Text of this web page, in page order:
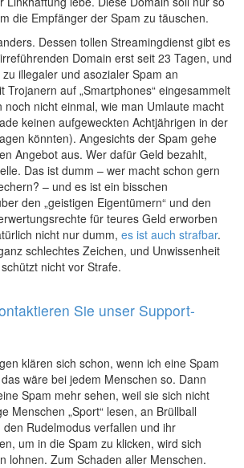
die Empfänger der Spam zu täuschen.
Dessen tollen Streamingdienst gibt es
Domain erst seit 23 Tagen, und
illegaler und asozialer Spam an
Trojanern auf „Smartphones“ eingesammelt
noch nicht einmal, wie man Umlaute macht
keinen aufgeweckten Achtjährigen in der
könnten). Angesichts der Spam gehe
Angebot aus. Wer dafür Geld bezahlt,
Das ist dumm – wer macht schon gern
– und es ist ein bisschen
den „geistigen Eigentümern“ und den
für teures Geld erworben
nicht nur dumm, es ist auch strafbar.
schlechtes Zeichen, und Unwissenheit
nicht vor Strafe.
Sie unser Support-
klären sich schon, wenn ich eine Spam
wäre bei jedem Menschen so. Dann
Spam mehr sehen, weil sie sich nicht
Menschen „Sport“ lesen, an Brüllball
Rudelmodus verfallen und ihr
um in die Spam zu klicken, wird sich
lohnen. Zum Schaden aller Menschen.